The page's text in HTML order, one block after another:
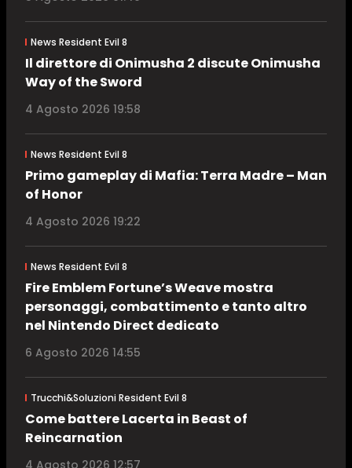
News Resident Evil 8
Il direttore di Onimusha 2 discute Onimusha
Way of the Sword
4 Agosto 2026 19:58
News Resident Evil 8
Primo gameplay di Mafia: Terra Madre – Man
of Honor
4 Agosto 2026 19:22
News Resident Evil 8
Fire Emblem Fortune’s Weave mostra
personaggi, combattimento e tanto altro
nel Nintendo Direct dedicato
6 Agosto 2026 14:55
Trucchi&Soluzioni Resident Evil 8
Come battere Lacerta in Beast of
Reincarnation